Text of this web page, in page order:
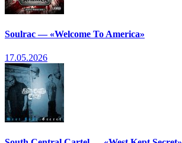
Soulrac — «Welcome To America»
17.05.2026